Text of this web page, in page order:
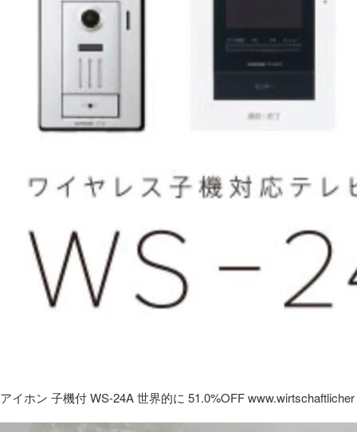
アイホン 子機付 WS-24A 世界的に 51.0%OFF www.wirtschaftlicher